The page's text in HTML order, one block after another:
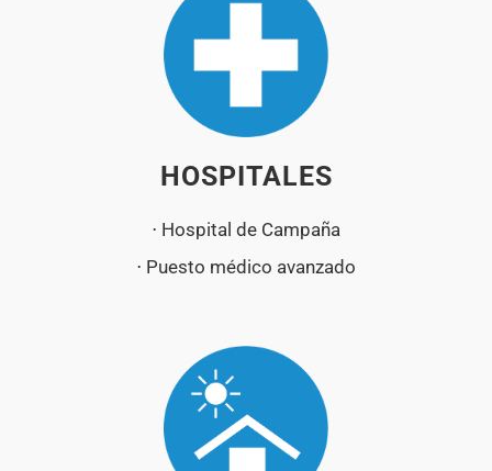
HOSPITALES
⋅ Hospital de Campaña
⋅ Puesto médico avanzado